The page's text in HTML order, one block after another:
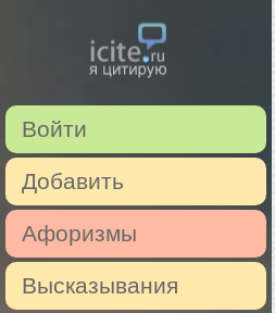
Войти
Добавить
Афоризмы
Высказывания